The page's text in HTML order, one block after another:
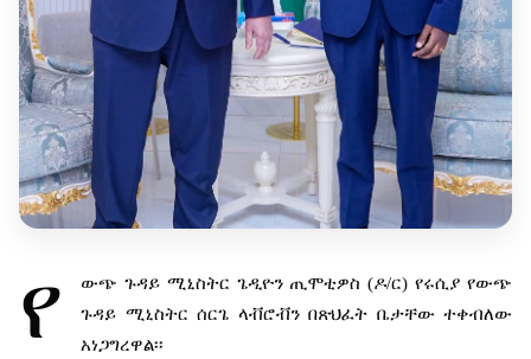
የ ውጭ ጉዳይ ሚኒስትር ጌዲዮን ጢሞቲዎስ (ዶ/ር)የሩሲያ የውጭ
ጉዳይ ሚኒስትር ሰርጌ ላቭሮቭን በጽህፈት ቤታቸው ተቀብለው
አነጋግረዋል፡፡